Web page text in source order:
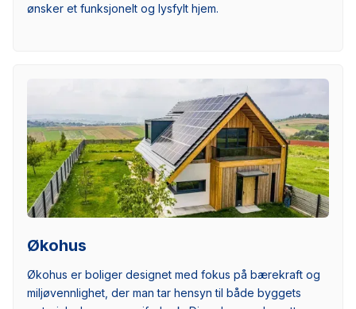
ønsker et funksjonelt og lysfylt hjem.
Økohus
Økohus er boliger designet med fokus på bærekraft og
miljøvennlighet, der man tar hensyn til både byggets